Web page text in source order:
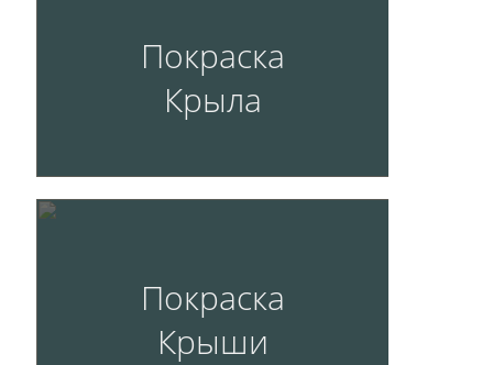
Покраска
Крыла
Покраска
Крыши